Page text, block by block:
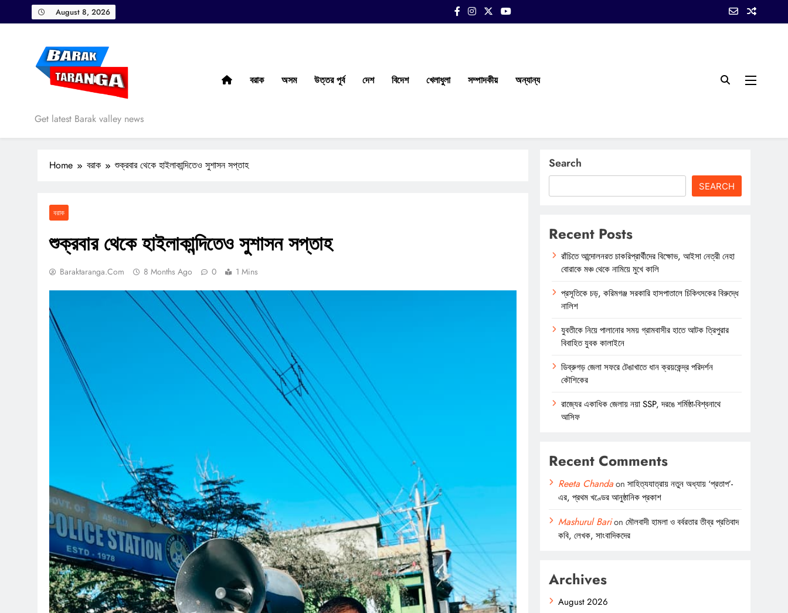
to
August 8, 2026
Barak Taranga
Get latest Barak valley news
বরাক অসম উত্তর পূর্ব দেশ বিদেশ খেলাধুলা সম্পাদকীয় অন্যান্য
Home বরাক শুক্রবার থেকে হাইলাকান্দিতেও সুশাসন সপ্তাহ
বরাক
শুক্রবার থেকে হাইলাকান্দিতেও সুশাসন সপ্তাহ
Baraktaranga.com 8 Months Ago 0 1 Mins
Search
SEARCH
Recent Posts
রাঁচিতে আন্দোলনরত চাকরিপ্রার্থীদের বিক্ষোভ, আইসা নেত্রী নেহা
বোরাকে মঞ্চ থেকে নামিয়ে মুখে কালি
প্রসূতিকে চড়, করিমগঞ্জ সরকারি হাসপাতালে চিকিৎসকের বিরুদ্ধে
নালিশ
যুবতীকে নিয়ে পালানোর সময় গ্রামবাসীর হাতে আটক ত্রিপুরার
বিবাহিত যুবক কালাইনে
ডিব্রুগড় জেলা সফরে টেঙাখাতে ধান ক্রয়কেন্দ্র পরিদর্শন
কৌশিকের
রাজ্যের একাধিক জেলায় নয়া SSP, দরঙে শর্মিষ্ঠা-বিশ্বনাথে
আসিফ
Recent Comments
Reeta Chandaonসাহিত্যযাত্রায় নতুন অধ্যায় ‘প্রতাপ’-
এর, প্রথম খণ্ডের আনুষ্ঠানিক প্রকাশ
Mashurul Barionমৌলবাদী হামলা ও বর্বরতার তীব্র প্রতিবাদ
কবি, লেখক, সাংবাদিকদের
Archives
August 2026